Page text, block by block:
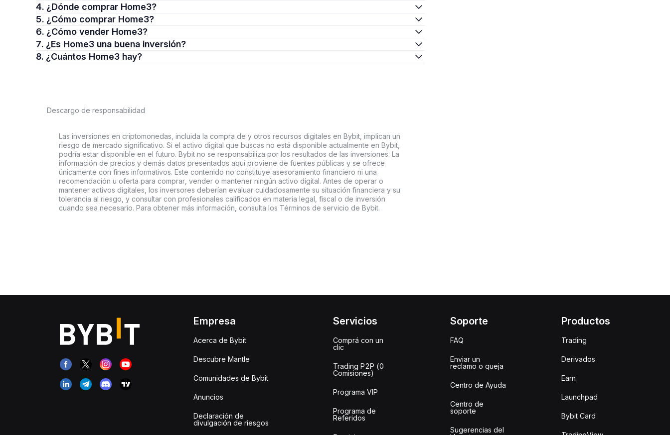
4. ¿Dónde comprar Home3?
5. ¿Cómo comprar Home3?
6. ¿Cómo vender Home3?
7. ¿Es Home3 una buena inversión?
8. ¿Cuántos Home3 hay?
Descargo de responsabilidad
Las inversiones en criptomonedas, incluida la compra de y otros recursos digitales en Bybit, implican un
riesgo de mercado significativo. Si el activo digital que buscas no está disponible actualmente en Bybit,
podría estar disponible en el futuro. Bybit no se responsabiliza por los resultados de las inversiones. La
información de precios y demás datos presentados aquí proviene de fuentes públicas y se ofrece
únicamente con fines informativos. Este contenido no constituye asesoramiento financiero ni una
recomendación u oferta para comprar, vender o mantener ningún activo digital. Antes de operar o
mantener activos digitales, los inversores deberían evaluar cuidadosamente su situación financiera y su
tolerancia al riesgo, y consultar con profesionales calificados en materia legal, fiscal o de inversión
cuando sea necesario. Para obtener más información, consulta los Términos de servicio de Bybit.
Empresa
Acerca de Bybit
Descubre Mantle
Comunidades de Bybit
Anuncios
Declaración de
divulgación de riesgos
Servicios
Comprá con un
clic
Trading P2P (0
Comisiones)
Programa VIP
Programa de
Referidos
Soporte
FAQ
Enviar un
reclamo o queja
Centro de Ayuda
Centro de
soporte
Sugerencias del
Productos
Trading
Derivados
Earn
Launchpad
Bybit Card